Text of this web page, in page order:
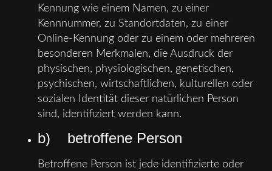
Kennung wie einem Namen, zu einer
Kennnummer, zu Standortdaten, zu einer
Online-Kennung oder zu einem oder mehreren
besonderen Merkmalen, die Ausdruck der
physischen, physiologischen, genetischen,
psychischen, wirtschaftlichen, kulturellen oder
sozialen Identität dieser natürlichen Person
sind, identifiziert werden kann.
b) betroffene Person
Betroffene Person ist jede identifizierte oder